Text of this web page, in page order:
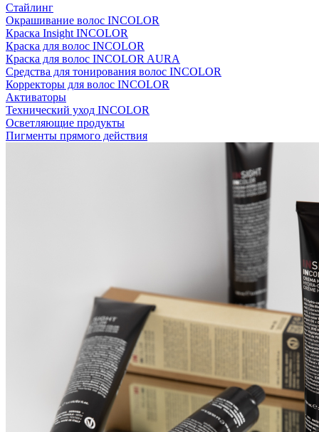
Стайлинг
Окрашивание волос INCOLOR
Краска Insight INCOLOR
Краска для волос INCOLOR
Краска для волос INCOLOR AURA
Средства для тонирования волос INCOLOR
Корректоры для волос INCOLOR
Активаторы
Технический уход INCOLOR
Осветляющие продукты
Пигменты прямого действия